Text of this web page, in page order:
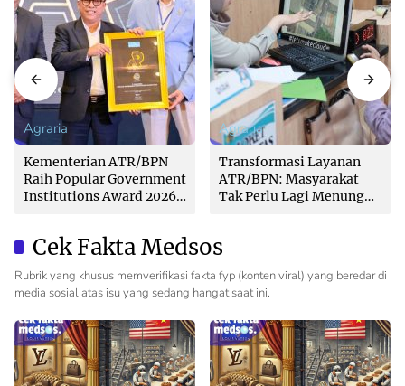
Agraria
Kementerian ATR/BPN
Raih Popular Government
Institutions Award 2026
Agraria
Transformasi Layanan
ATR/BPN: Masyarakat
Tak Perlu Lagi Menunggu
Cek Fakta Medsos
Rubrik yang khusus memverifikasi fakta fyp (konten viral) yang beredar di
media sosial atas isu yang sedang hangat saat ini.